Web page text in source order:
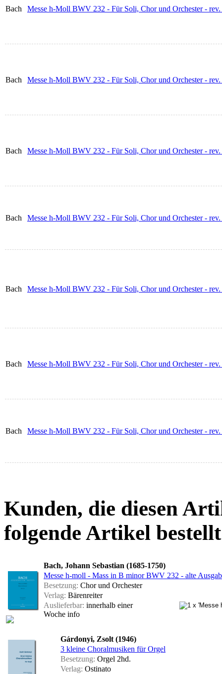
Bach Messe h-Moll BWV 232 - Für Soli, Chor und Orchester -
Bach Messe h-Moll BWV 232 - Für Soli, Chor und Orchester -
Bach Messe h-Moll BWV 232 - Für Soli, Chor und Orchester -
Bach Messe h-Moll BWV 232 - Für Soli, Chor und Orchester -
Bach Messe h-Moll BWV 232 - Für Soli, Chor und Orchester -
Bach Messe h-Moll BWV 232 - Für Soli, Chor und Orchester -
Bach Messe h-Moll BWV 232 - Für Soli, Chor und Orchester - rev.
Kunden, die diesen
folgende Artikel
Bach, Johann Sebastian (1685-1750)
Messe h-moll - Mass in B minor BWV 232 - alte
Besetzung: Chor und Orchester
Verlag: Bärenreiter
Auslieferbar: innerhalb einer
Woche info
Gárdonyi, Zsolt (1946)
3 kleine Choralmusiken für Orgel
Besetzung: Orgel 2hd.
Verlag: Ostinato